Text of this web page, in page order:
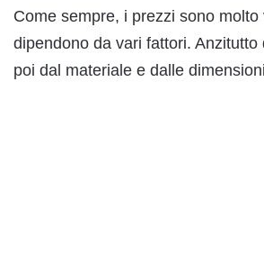
Come sempre, i prezzi sono
dipendono da vari fattori. Anzitutto
poi dal materiale e dalle